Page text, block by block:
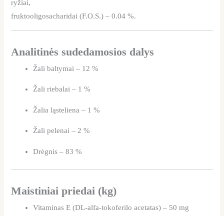
ryžiai,
fruktooligosacharidai (F.O.S.) – 0.04 %.
Analitinės sudedamosios dalys
Žali baltymai – 12 %
Žali riebalai – 1 %
Žalia ląsteliena – 1 %
Žali pelenai – 2 %
Drėgnis – 83 %
Maistiniai priedai (kg)
Vitaminas E (DL-alfa-tokoferilo acetatas) – 50 mg